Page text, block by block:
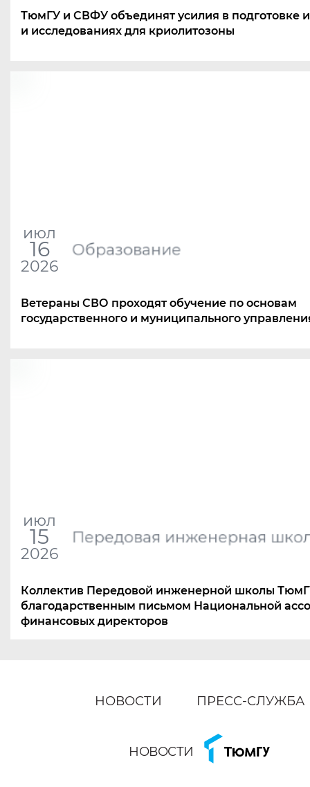
ТюмГУ и СВФУ объединят усилия в подготовке
и исследованиях для криолитозоны
июл
16
2026
Образование
Ветераны СВО проходят обучение по основам
государственного и муниципального
июл
15
2026
Передовая инженерная
Коллектив Передовой инженерной школы
благодарственным письмом Национальной
финансовых директоров
НОВОСТИ ПРЕСС-СЛУЖБА
НОВОСТИ